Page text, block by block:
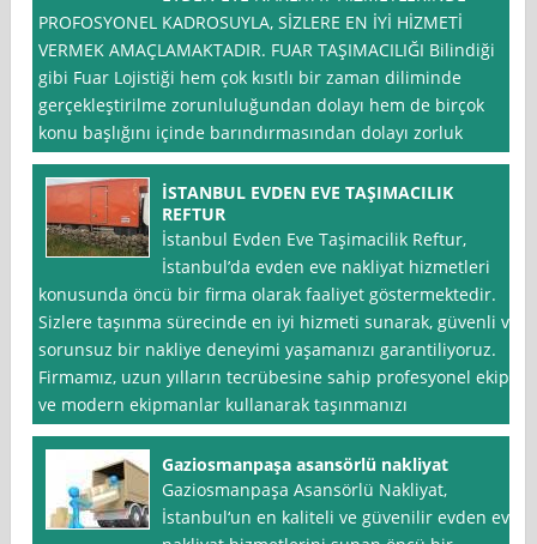
PROFOSYONEL KADROSUYLA, SİZLERE EN İYİ HİZMETİ
VERMEK AMAÇLAMAKTADIR. FUAR TAŞIMACILIĞI Bilindiği
gibi Fuar Lojistiği hem çok kısıtlı bir zaman diliminde
gerçekleştirilme zorunluluğundan dolayı hem de birçok
konu başlığını içinde barındırmasından dolayı zorluk
İSTANBUL EVDEN EVE TAŞIMACILIK
REFTUR
İstanbul Evden Eve Taşimacilik Reftur,
İstanbul’da evden eve nakliyat hizmetleri
konusunda öncü bir firma olarak faaliyet göstermektedir.
Sizlere taşınma sürecinde en iyi hizmeti sunarak, güvenli ve
sorunsuz bir nakliye deneyimi yaşamanızı garantiliyoruz.
Firmamız, uzun yılların tecrübesine sahip profesyonel ekip
ve modern ekipmanlar kullanarak taşınmanızı
Gaziosmanpaşa asansörlü nakliyat
Gaziosmanpaşa Asansörlü Nakliyat,
İstanbul‘un en kaliteli ve güvenilir evden eve